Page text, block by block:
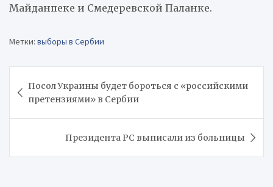
Майданпеке и Смедеревской Паланке.
Метки: выборы в Сербии
по
записям
Посол Украины будет бороться с «российскими
претензиями» в Сербии
Президента РС выписали из больницы